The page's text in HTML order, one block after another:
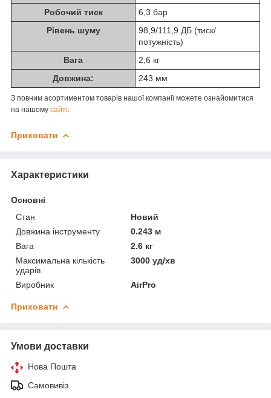
Робочий тиск
6,3 бар
Рівень шуму
98,9/111,9 ДБ (тиск/
потужність)
Вага
2,6 кг
Довжина:
243 мм
З повним асортиментом товарів нашої компанії можете ознайомитися
на нашому сайті.
Приховати
Характеристики
Основні
Стан
Новий
Довжина інструменту
0.243 м
Вага
2.6 кг
Максимальна кількість
ударів
3000 уд/хв
Виробник AirPro
Приховати
Умови доставки
Нова Пошта
Самовивіз